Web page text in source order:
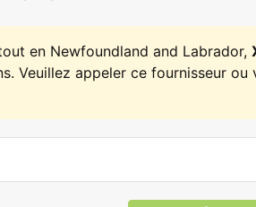
en Newfoundland and Labrador,
Veuillez appeler ce fournisseur ou